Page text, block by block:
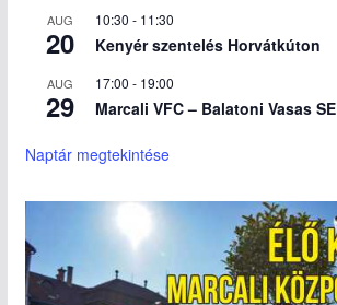
AUG
20
10:30 - 11:30
Kenyér szentelés Horvátkúton
AUG
29
17:00 - 19:00
Marcali VFC – Balatoni Vasas SE
Naptár megtekintése